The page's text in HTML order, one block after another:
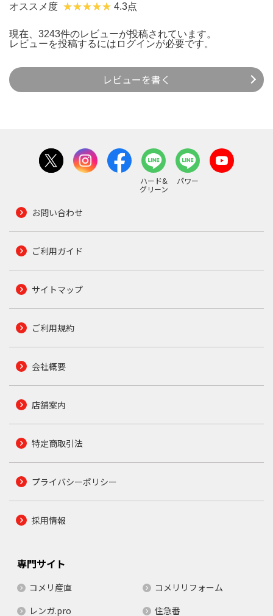
オススメ度 4.3点
現在、3243件のレビューが投稿されています。
レビューを投稿するには ログインが必要です。
レビューを書く
ハード&
グリーン
パワー
お問い合わせ
ご利用ガイド
サイトマップ
ご利用規約
会社概要
店舗案内
特定商取引法
プライバシーポリシー
採用情報
専門サイト
コメリ産直
コメリリフォーム
レンガ.pro
住急番